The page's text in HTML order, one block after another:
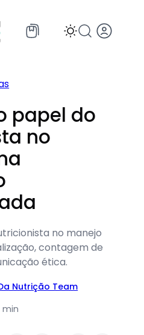
papel do
no
no manejo
contagem de
ética.
Nutrição Team
min